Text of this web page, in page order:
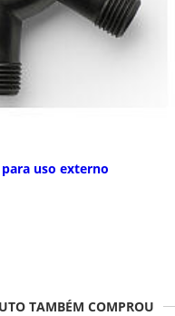
uso externo
TAMBÉM COMPROU